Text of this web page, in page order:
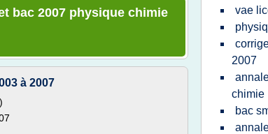
bac 2007 physique chimie
à 2007
vae
2007
chimie
bac